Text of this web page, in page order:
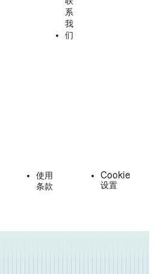
系
我
们
使用
条款
Cookie
设置